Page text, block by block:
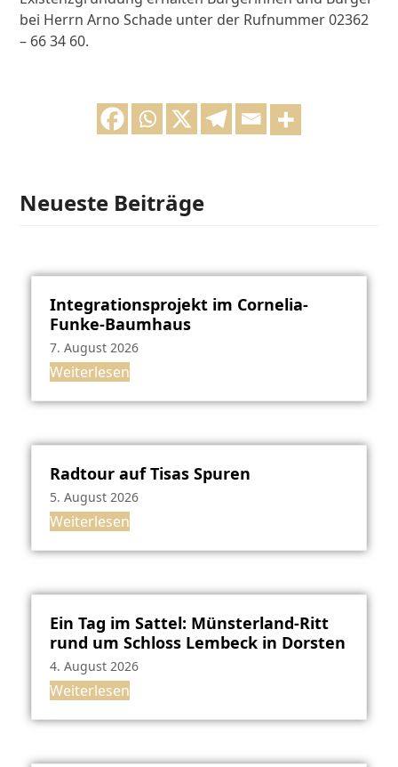
bei Herrn Arno Schade unter der Rufnummer 02362
– 66 34 60.
Neueste Beiträge
Integrationsprojekt im Cornelia-
Funke-Baumhaus
7. August 2026
Weiterlesen
Radtour auf Tisas Spuren
5. August 2026
Weiterlesen
Ein Tag im Sattel: Münsterland-Ritt
rund um Schloss Lembeck in Dorsten
4. August 2026
Weiterlesen